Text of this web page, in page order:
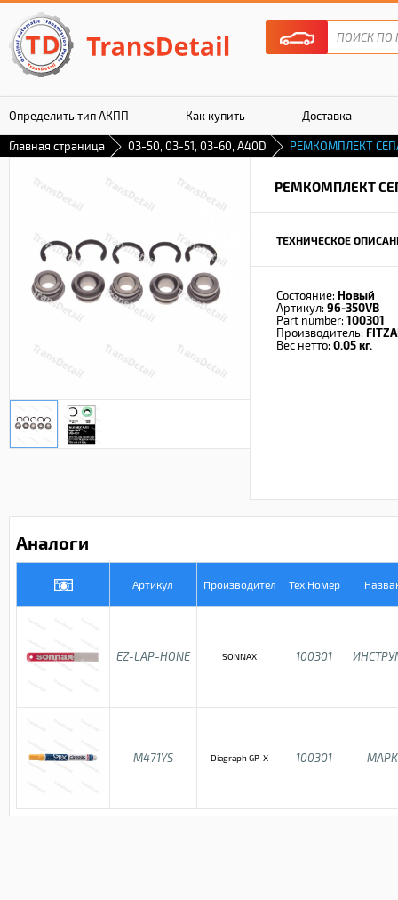
Определить тип АКПП Как купить Доставка
Гарантия
Главная страница 03-50, 03-51, 03-60, A40D РЕМКОМПЛЕКТ
РЕМКОМПЛЕКТ
ТЕХНИЧЕСКОЕ
Состояние: Новый
Артикул: 96-350VB
Part number: 100301
Производитель:
Вес нетто: 0.05 кг.
Аналоги
Артикул Производител Тех.Номер
EZ-LAP-HONE SONNAX 100301
M471YS Diagraph GP-X 100301